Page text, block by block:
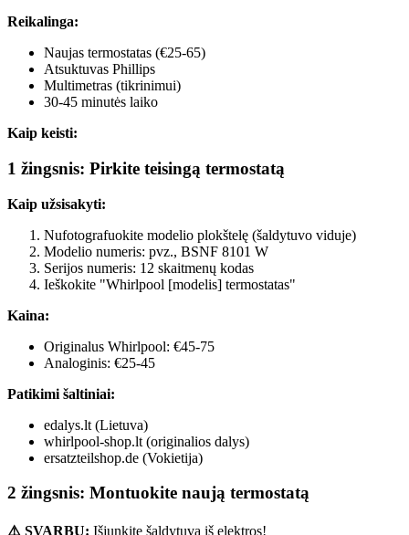
Reikalinga:
Naujas termostatas (€25-65)
Atsuktuvas Phillips
Multimetras (tikrinimui)
30-45 minutės laiko
Kaip keisti:
1 žingsnis: Pirkite teisingą termostatą
Kaip užsisakyti:
Nufotografuokite modelio plokštelę (šaldytuvo viduje)
Modelio numeris: pvz., BSNF 8101 W
Serijos numeris: 12 skaitmenų kodas
Ieškokite "Whirlpool [modelis] termostatas"
Kaina:
Originalus Whirlpool: €45-75
Analoginis: €25-45
Patikimi šaltiniai:
edalys.lt (Lietuva)
whirlpool-shop.lt (originalios dalys)
ersatzteilshop.de (Vokietija)
2 žingsnis: Montuokite naują termostatą
⚠️ SVARBU: Išjunkite šaldytuvą iš elektros!